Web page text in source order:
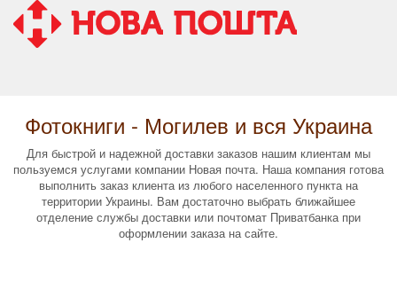
Фотокниги - Могилев и вся Украина
Для быстрой и надежной доставки заказов нашим клиентам мы
пользуемся услугами компании Новая почта. Наша компания готова
выполнить заказ клиента из любого населенного пункта на
территории Украины. Вам достаточно выбрать ближайшее
отделение службы доставки или почтомат Приватбанка при
оформлении заказа на сайте.